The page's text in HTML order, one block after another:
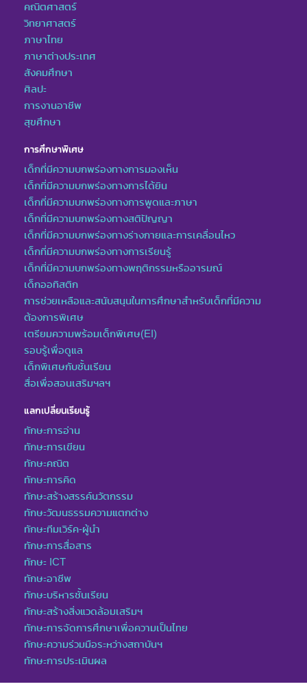
คณิตศาสตร์
วิทยาศาสตร์
ภาษาไทย
ภาษาต่างประเทศ
สังคมศึกษา
ศิลปะ
การงานอาชีพ
สุขศึกษา
การศึกษาพิเศษ
เด็กที่มีความบกพร่องทางการมองเห็น
เด็กที่มีความบกพร่องทางการได้ยิน
เด็กที่มีความบกพร่องทางการพูดและภาษา
เด็กที่มีความบกพร่องทางสติปัญญา
เด็กที่มีความบกพร่องทางร่างกายและการเคลื่อนไหว
เด็กที่มีความบกพร่องทางการเรียนรู้
เด็กที่มีความบกพร่องทางพฤติกรรมหรืออารมณ์
เด็กออทิสติก
การช่วยเหลือและสนับสนุนในการศึกษาสำหรับเด็กที่มีความ
ต้องการพิเศษ
เตรียมความพร้อมเด็กพิเศษ(EI)
รอบรู้เพื่อดูแล
เด็กพิเศษกับชั้นเรียน
สื่อเพื่อสอนเสริมฯลฯ
แลกเปลี่ยนเรียนรู้
ทักษะการอ่าน
ทักษะการเขียน
ทักษะคณิต
ทักษะการคิด
ทักษะสร้างสรรค์นวัตกรรม
ทักษะวัฒนธรรมความแตกต่าง
ทักษะทีมเวิร์ค-ผู้นำ
ทักษะการสื่อสาร
ทักษะ ICT
ทักษะอาชีพ
ทักษะบริหารชั้นเรียน
ทักษะสร้างสิ่งแวดล้อมเสริมฯ
ทักษะการจัดการศึกษาเพื่อความเป็นไทย
ทักษะความร่วมมือระหว่างสถาบันฯ
ทักษะการประเมินผล